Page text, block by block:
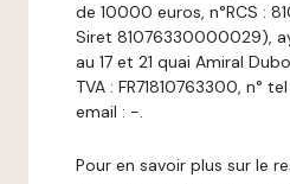
de 10000 euros, n°RCS :
Siret 81076330000029),
au 17 et 21 quai Amiral
TVA : FR71810763300, n°
email : -.
Pour en savoir plus sur le